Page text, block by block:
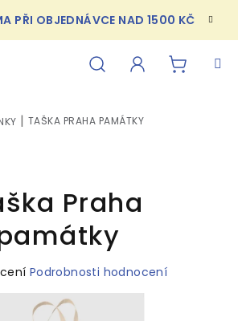
PŘI OBJEDNÁVCE NAD 1500 KČ
TAŠKA PRAHA PAMÁTKY
Praha
Podrobnosti hodnocení